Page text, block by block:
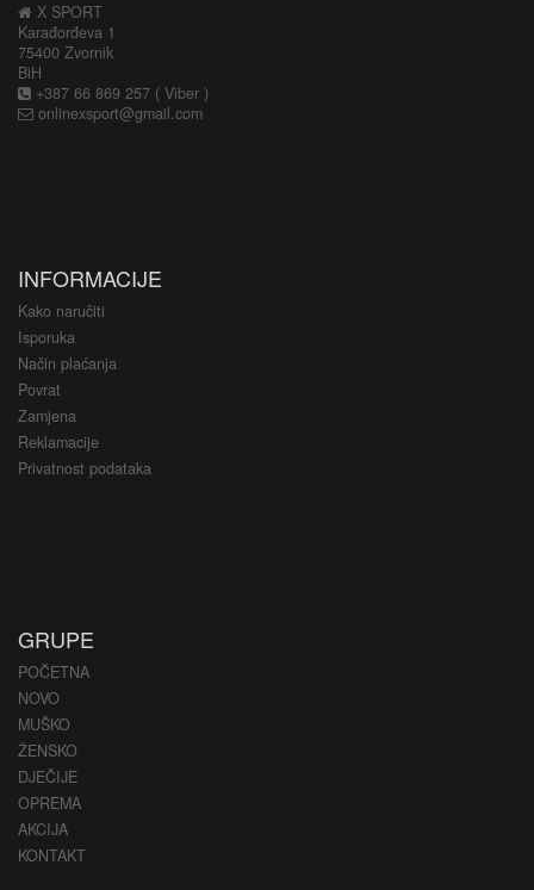
X SPORT
Karađorđeva 1
75400 Zvornik
BiH
+387 66 869 257 ( Viber )
onlinexsport@gmail.com
INFORMACIJE
Kako naručiti
Isporuka
Način plaćanja
Povrat
Zamjena
Reklamacije
Privatnost podataka
GRUPE
POČETNA
NOVO
MUŠKO
ŽENSKO
DJEČIJE
OPREMA
AKCIJA
KONTAKT